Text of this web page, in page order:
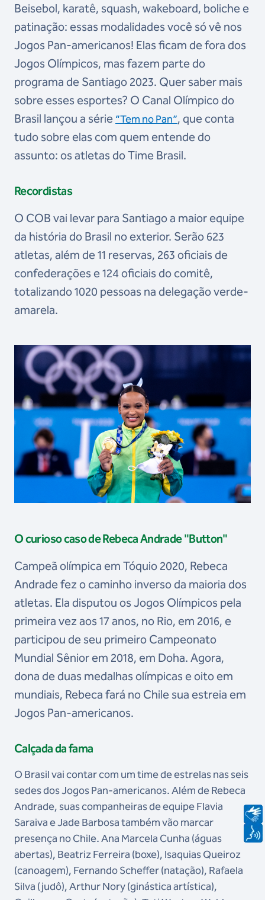
Beisebol, karatê, squash, wakeboard, boliche e
patinação: essas modalidades você só vê nos
Jogos Pan-americanos! Elas ficam de fora dos
Jogos Olímpicos, mas fazem parte do
programa de Santiago 2023. Quer saber mais
sobre esses esportes? O Canal Olímpico do
Brasil lançou a série “Tem no Pan”, que conta
tudo sobre elas com quem entende do
assunto: os atletas do Time Brasil.
Recordistas
O COB vai levar para Santiago a maior equipe
da história do Brasil no exterior. Serão 623
atletas, além de 11 reservas, 263 oficiais de
confederações e 124 oficiais do comitê,
totalizando 1020 pessoas na delegação verde-
amarela.
O curioso caso de Rebeca Andrade "Button"
Campeã olímpica em Tóquio 2020, Rebeca
Andrade fez o caminho inverso da maioria dos
atletas. Ela disputou os Jogos Olímpicos pela
primeira vez aos 17 anos, no Rio, em 2016, e
participou de seu primeiro Campeonato
Mundial Sênior em 2018, em Doha. Agora,
dona de duas medalhas olímpicas e oito em
mundiais, Rebeca fará no Chile sua estreia em
Jogos Pan-americanos.
Calçada da fama
O Brasil vai contar com um time de estrelas nas seis
sedes dos Jogos Pan-americanos. Além de Rebeca
Andrade, suas companheiras de equipe Flavia
Saraiva e Jade Barbosa também vão marcar
presença no Chile. Ana Marcela Cunha (águas
abertas), Beatriz Ferreira (boxe), Isaquias Queiroz
(canoagem), Fernando Scheffer (natação), Rafaela
Silva (judô), Arthur Nory (ginástica artística),